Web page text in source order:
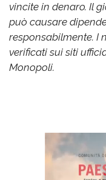
vincite in denaro. Il
può causare
responsabilmente. I
verificati sui siti
Monopoli.